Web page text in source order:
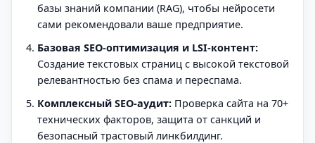
базы знаний компании (RAG), чтобы нейросети
сами рекомендовали ваше предприятие.
Базовая SEO-оптимизация и LSI-контент:
Создание текстовых страниц с высокой текстовой
релевантностью без спама и переспама.
Комплексный SEO-аудит: Проверка сайта на 70+
технических факторов, защита от санкций и
безопасный трастовый линкбилдинг.